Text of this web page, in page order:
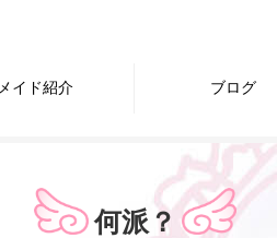
メイド紹介 ブログ
何派？